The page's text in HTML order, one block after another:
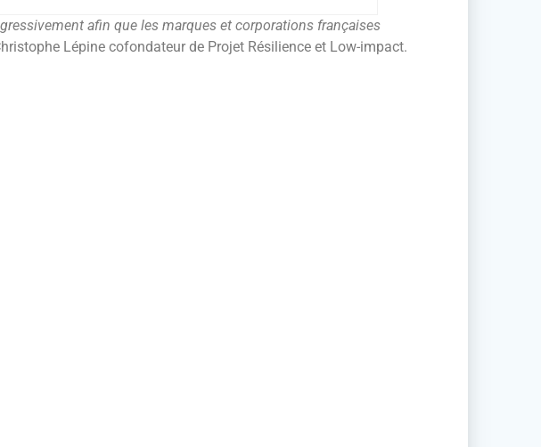
afin que les marques et corporations françaises
Lépine cofondateur de Projet Résilience et Low-impact.